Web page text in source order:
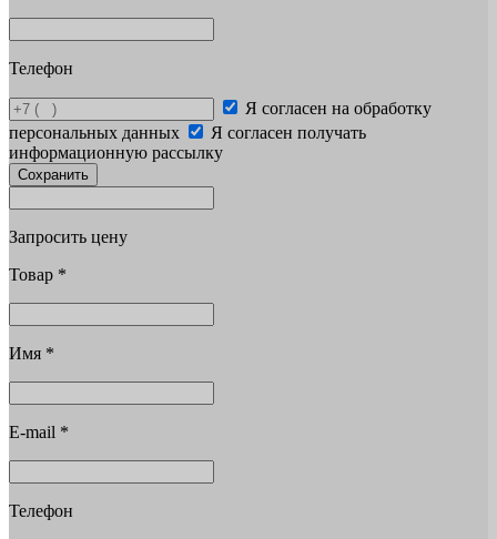
Телефон
Я согласен на обработку
персональных данных
Я согласен получать
информационную рассылку
Сохранить
Запросить цену
Товар *
Имя *
E-mail *
Телефон